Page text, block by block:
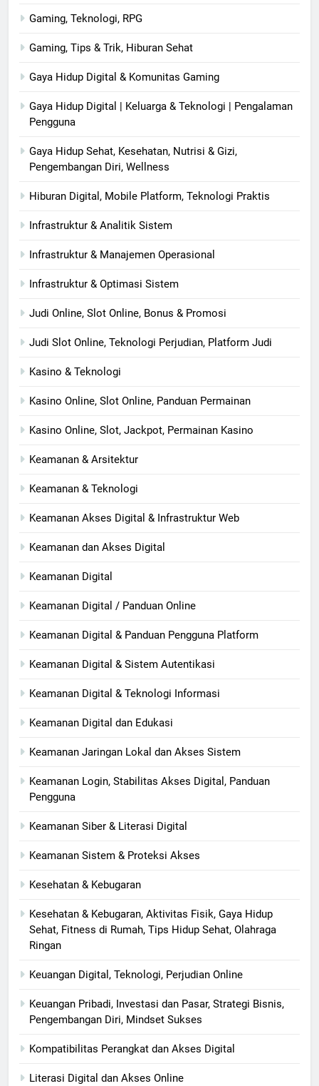
Gaming, Teknologi, RPG
Gaming, Tips & Trik, Hiburan Sehat
Gaya Hidup Digital & Komunitas Gaming
Gaya Hidup Digital | Keluarga & Teknologi | Pengalaman
Pengguna
Gaya Hidup Sehat, Kesehatan, Nutrisi & Gizi,
Pengembangan Diri, Wellness
Hiburan Digital, Mobile Platform, Teknologi Praktis
Infrastruktur & Analitik Sistem
Infrastruktur & Manajemen Operasional
Infrastruktur & Optimasi Sistem
Judi Online, Slot Online, Bonus & Promosi
Judi Slot Online, Teknologi Perjudian, Platform Judi
Kasino & Teknologi
Kasino Online, Slot Online, Panduan Permainan
Kasino Online, Slot, Jackpot, Permainan Kasino
Keamanan & Arsitektur
Keamanan & Teknologi
Keamanan Akses Digital & Infrastruktur Web
Keamanan dan Akses Digital
Keamanan Digital
Keamanan Digital / Panduan Online
Keamanan Digital & Panduan Pengguna Platform
Keamanan Digital & Sistem Autentikasi
Keamanan Digital & Teknologi Informasi
Keamanan Digital dan Edukasi
Keamanan Jaringan Lokal dan Akses Sistem
Keamanan Login, Stabilitas Akses Digital, Panduan
Pengguna
Keamanan Siber & Literasi Digital
Keamanan Sistem & Proteksi Akses
Kesehatan & Kebugaran
Kesehatan & Kebugaran, Aktivitas Fisik, Gaya Hidup
Sehat, Fitness di Rumah, Tips Hidup Sehat, Olahraga
Ringan
Keuangan Digital, Teknologi, Perjudian Online
Keuangan Pribadi, Investasi dan Pasar, Strategi Bisnis,
Pengembangan Diri, Mindset Sukses
Kompatibilitas Perangkat dan Akses Digital
Literasi Digital dan Akses Online